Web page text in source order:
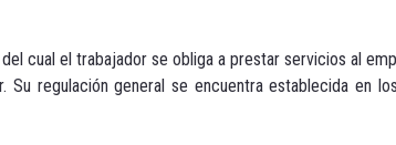
cual el trabajador se obliga a prestar servicios al
regulación general se encuentra establecida en